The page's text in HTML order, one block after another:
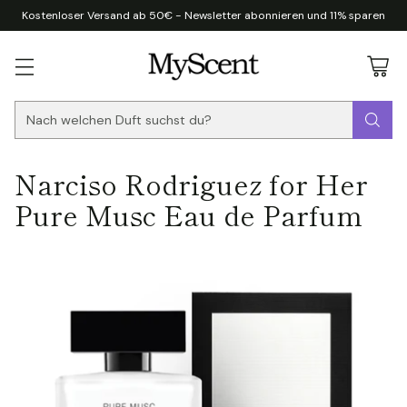
Nach welchen Duft suchst du?
Kostenloser Versand ab 50€ - Newsletter abonnieren und 11% sparen
Narciso Rodriguez for Her
Pure Musc Eau de Parfum